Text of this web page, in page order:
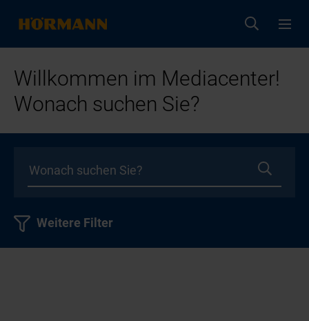
Willkommen im Mediacenter!
Wonach suchen Sie?
Weitere Filter